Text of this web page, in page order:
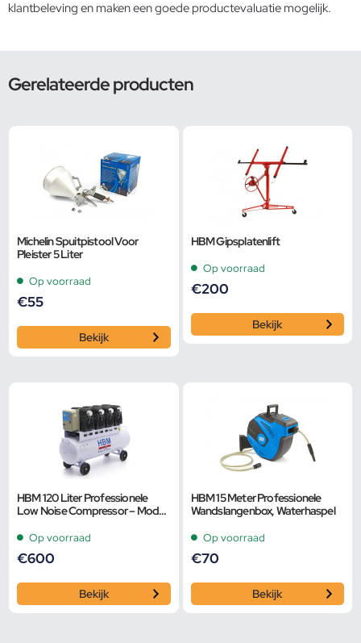
klantbeleving en maken een goede productevaluatie mogelijk.
Gerelateerde producten
Michelin Spuitpistool Voor
Pleister 5 Liter
Op voorraad
€55
Bekijk
HBM Gipsplatenlift
Op voorraad
€200
Bekijk
HBM 120 Liter Professionele
Low Noise Compressor – Model
Op voorraad
€600
Bekijk
HBM 15 Meter Professionele
Wandslangenbox, Waterhaspel
Op voorraad
€70
Bekijk